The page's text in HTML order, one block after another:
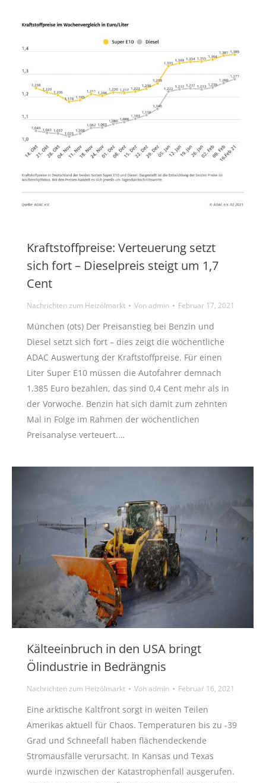
Kraftstoffpreise: Verteuerung setzt
sich fort – Dieselpreis steigt um 1,7
Cent
Nachrichten zum Heizölmarkt Vonadmin Februar 17, 2021
München (ots) Der Preisanstieg bei Benzin und
Diesel setzt sich fort – dies zeigt die wöchentliche
ADAC Auswertung der Kraftstoffpreise. Für einen
Liter Super E10 müssen die Autofahrer demnach
1,385 Euro bezahlen, das sind 0,4 Cent mehr als in
der Vorwoche. Benzin hat sich damit zum zehnten
Mal in Folge im Rahmen der wöchentlichen
Preisanalyse verteuert.…
Kälteeinbruch in den USA bringt
Ölindustrie in Bedrängnis
Nachrichten zum Heizölmarkt Vonadmin Februar 16, 2021
Eine arktische Kaltfront sorgt in weiten Teilen
Amerikas aktuell für Chaos. Temperaturen bis zu -39
Grad und Schneefall haben flächendeckende
Stromausfälle verursacht. In Kansas und Texas
wurde inzwischen der Katastrophenfall ausgerufen.